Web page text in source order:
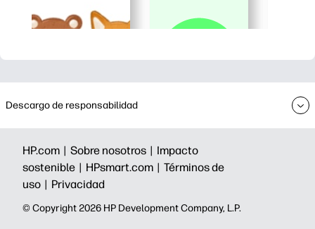
Descargo de responsabilidad
HP.com | Sobre nosotros | Impacto
sostenible | HPsmart.com | Términos de
uso | Privacidad
©️ Copyright 2026 HP Development Company, L.P.